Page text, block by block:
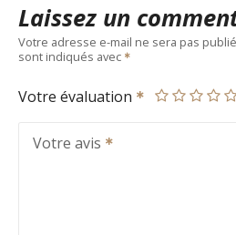
Laissez un
Votre adresse e-mail ne sera pas
sont indiqués avec
Votre évaluation
Votre avis